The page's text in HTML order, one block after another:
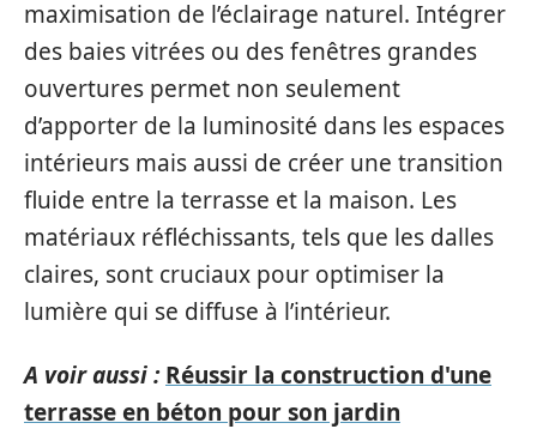
maximisation de l’éclairage naturel. Intégrer
des baies vitrées ou des fenêtres grandes
ouvertures permet non seulement
d’apporter de la luminosité dans les espaces
intérieurs mais aussi de créer une transition
fluide entre la terrasse et la maison. Les
matériaux réfléchissants, tels que les dalles
claires, sont cruciaux pour optimiser la
lumière qui se diffuse à l’intérieur.
A voir aussi : Réussir la construction d'une
terrasse en béton pour son jardin